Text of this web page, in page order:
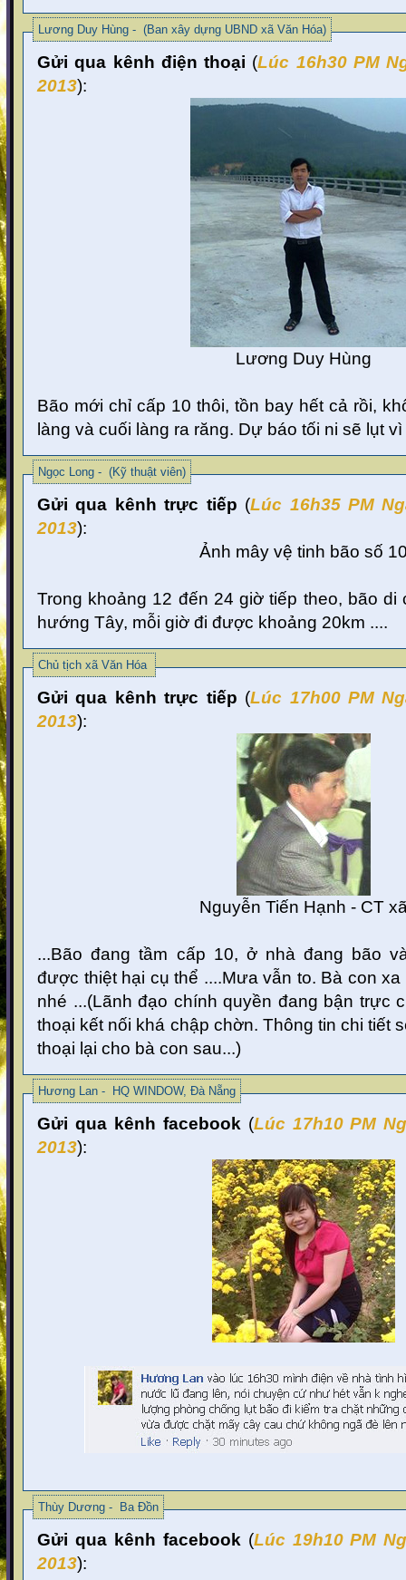
Lương Duy Hùng - (Ban xây dựng UBND xã Văn Hóa)
Gửi qua kênh điện thoại (Lúc 16h30 PM
2013):
Lương Duy Hùng
Bão mới chỉ cấp 10 thôi, tồn bay hết cả rồi,
làng và cuối làng ra răng. Dự báo tối ni sẽ lụt
Ngọc Long - (Kỹ thuật viên)
Gửi qua kênh trực tiếp (Lúc 16h35 PM
2013):
Ảnh mây vệ tinh bão số
Trong khoảng 12 đến 24 giờ tiếp theo, bão di
hướng Tây, mỗi giờ đi được khoảng 20km ....
Chủ tịch xã Văn Hóa
Gửi qua kênh trực tiếp (Lúc 17h00 PM
2013):
Nguyễn Tiến Hạnh - CT
...Bão đang tầm cấp 10, ở nhà đang bão
được thiệt hại cụ thể ....Mưa vẫn to. Bà con
nhé ...(Lãnh đạo chính quyền đang bận trực
thoại kết nối khá chập chờn. Thông tin chi tiết
thoại lại cho bà con sau...)
Hương Lan - HQ WINDOW, Đà Nẵng
Gửi qua kênh facebook (Lúc 17h10 PM
2013):
Thùy Dương - Ba Đồn
Gửi qua kênh facebook (Lúc 19h10 PM
2013):